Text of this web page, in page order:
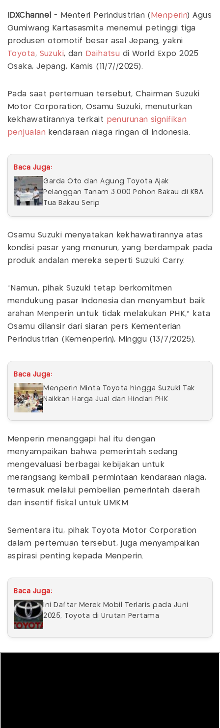
IDXChannel - Menteri Perindustrian ( Menperin) Agus
Gumiwang Kartasasmita menemui petinggi tiga
produsen otomotif besar asal Jepang, yakni
Toyota, Suzuki, dan Daihatsu di World Expo 2025
Osaka, Jepang, Kamis (11/7//2025).
Pada saat pertemuan tersebut, Chairman Suzuki
Motor Corporation, Osamu Suzuki, menuturkan
kekhawatirannya terkait penurunan signifikan
penjualan kendaraan niaga ringan di Indonesia.
Baca Juga:
Garda Oto dan Agung Toyota Ajak
Pelanggan Tanam 3.000 Pohon Bakau di KBA
Tua Bakau Serip
Osamu Suzuki menyatakan kekhawatirannya atas
kondisi pasar yang menurun, yang berdampak pada
produk andalan mereka seperti Suzuki Carry.
"Namun, pihak Suzuki tetap berkomitmen
mendukung pasar Indonesia dan menyambut baik
arahan Menperin untuk tidak melakukan PHK," kata
Osamu dilansir dari siaran pers Kementerian
Perindustrian (Kemenperin), Minggu (13/7/2025).
Baca Juga:
Menperin Minta Toyota hingga Suzuki Tak
Naikkan Harga Jual dan Hindari PHK
Menperin menanggapi hal itu dengan
menyampaikan bahwa pemerintah sedang
mengevaluasi berbagai kebijakan untuk
merangsang kembali permintaan kendaraan niaga,
termasuk melalui pembelian pemerintah daerah
dan insentif fiskal untuk UMKM.
Sementara itu, pihak Toyota Motor Corporation
dalam pertemuan tersebut, juga menyampaikan
aspirasi penting kepada Menperin.
Baca Juga:
Ini Daftar Merek Mobil Terlaris pada Juni
2025, Toyota di Urutan Pertama